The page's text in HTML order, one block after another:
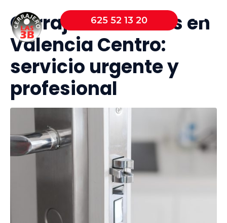
625 52 13 20
Cerrajero 24 horas en
Valencia Centro:
servicio urgente y
profesional